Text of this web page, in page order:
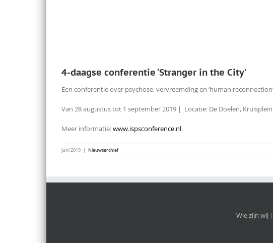
4-daagse conferentie ‘Stranger in the City’
Een conferentie over psychose, vervreemding en ‘human
Van 28 augustus tot 1 september 2019 | Locatie: De Doelen,
Meer informatie:www.ispsconference.nl.
juni 2019 | Nieuwsarchief
Wie zijn wij |